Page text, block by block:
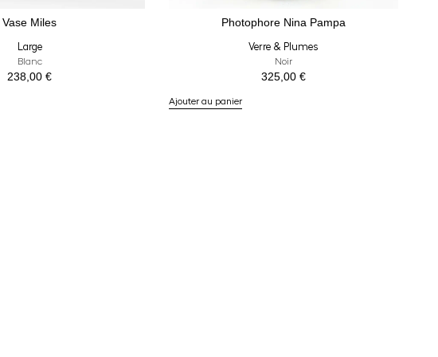
Vase Miles
Large
Blanc
238,00€
Photophore Nina Pampa
Verre & Plumes
Noir
325,00 €
Ajouter au panier